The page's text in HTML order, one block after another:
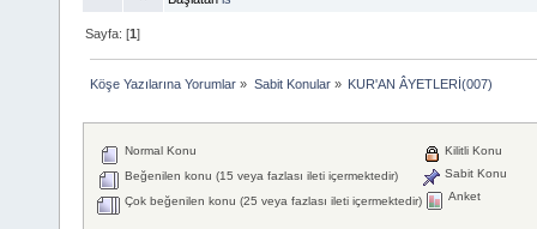
Sayfa: [1]
Köşe Yazılarına Yorumlar » Sabit Konular» KUR'AN ÂYETLERİ(007)
Normal Konu
Beğenilen konu (15 veya fazlası ileti içermektedir)
Çok beğenilen konu (25 veya fazlası ileti içermektedir)
Kilitli Konu
Sabit Konu
Anket